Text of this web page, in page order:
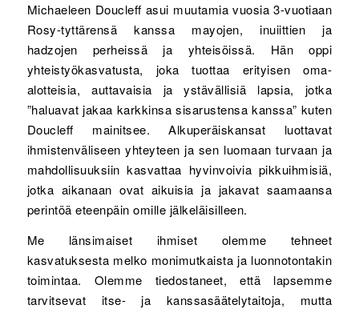
Michaeleen Doucleff asui muutamia vuosia 3-vuotiaan
Rosy-tyttärensä kanssa mayojen, inuiittien ja
hadzojen perheissä ja yhteisöissä. Hän oppi
yhteistyökasvatusta, joka tuottaa erityisen oma-
alotteisia, auttavaisia ja ystävällisiä lapsia, jotka
”haluavat jakaa karkkinsa sisarustensa kanssa” kuten
Doucleff mainitsee. Alkuperäiskansat luottavat
ihmistenväliseen yhteyteen ja sen luomaan turvaan ja
mahdollisuuksiin kasvattaa hyvinvoivia pikkuihmisiä,
jotka aikanaan ovat aikuisia ja jakavat saamaansa
perintöä eteenpäin omille jälkeläisilleen.
Me länsimaiset ihmiset olemme tehneet
kasvatuksesta melko monimutkaista ja luonnotontakin
toimintaa. Olemme tiedostaneet, että lapsemme
tarvitsevat itse- ja kanssasäätelytaitoja, mutta